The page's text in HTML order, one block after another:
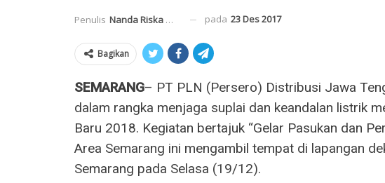
Penulis Nanda Riska Mahendra pada 23 Des 2017
Bagikan
SEMARANG– PT PLN (Persero) Distribusi Jawa
dalam rangka menjaga suplai dan keandalan listrik
Baru 2018. Kegiatan bertajuk “Gelar Pasukan dan
Area Semarang ini mengambil tempat di lapangan
Semarang pada Selasa (19/12).